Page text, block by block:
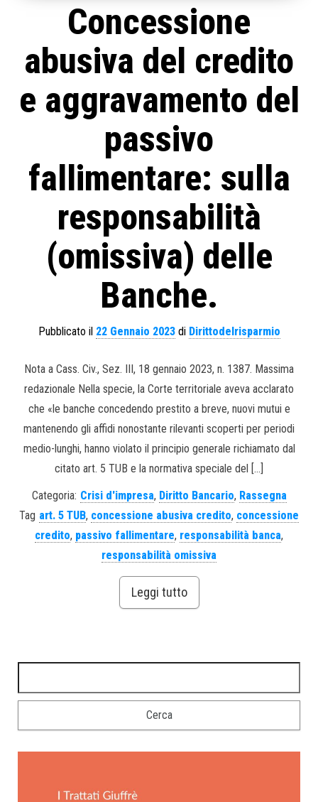
Concessione
abusiva del credito
e aggravamento del
passivo
fallimentare: sulla
responsabilità
(omissiva) delle
Banche.
Pubblicato il 22 Gennaio 2023di Dirittodelrisparmio
Nota a Cass. Civ., Sez. III, 18 gennaio 2023, n. 1387. Massima
redazionale Nella specie, la Corte territoriale aveva acclarato
che «le banche concedendo prestito a breve, nuovi mutui e
mantenendo gli affidi nonostante rilevanti scoperti per periodi
medio-lunghi, hanno violato il principio generale richiamato dal
citato art. 5 TUB e la normativa speciale del […]
Categoria: Crisi d'impresa, Diritto Bancario, Rassegna
Tag art. 5 TUB, concessione abusiva credito, concessione
credito, passivo fallimentare, responsabilità banca,
responsabilità omissiva
Leggi tutto